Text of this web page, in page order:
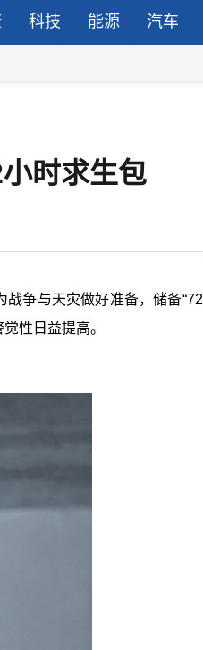
科技 能源 汽车
时求生包
争与天灾做好准备，储备“72
性日益提高。